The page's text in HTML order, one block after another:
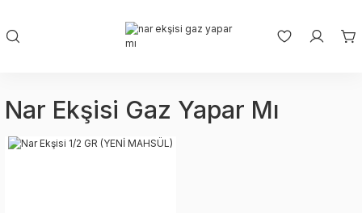
Nar Ekşisi Gaz Yapar Mı